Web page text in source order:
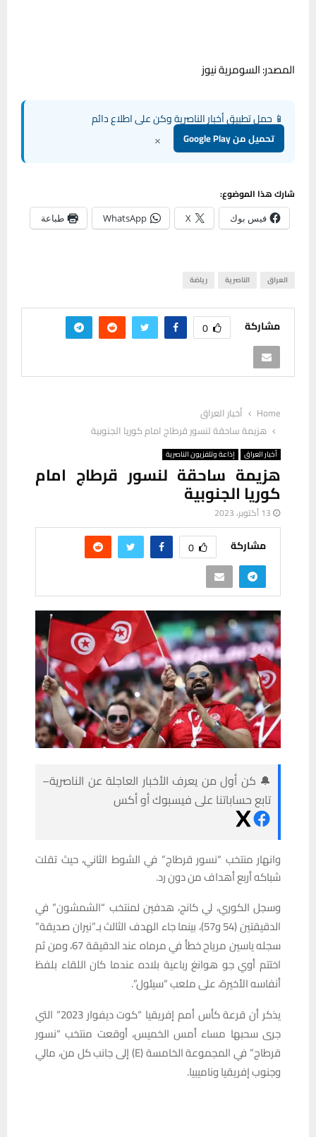
المصدر: السومرية نيوز
📱 حمل تطبيق أخبار الناصرية وكن على اطلاع دائم
تحميل من Google Play ×
شارك هذا الموضوع:
فيس بوك X
WhatsApp طباعة
العراق الناصرية رياضة
مشاركة 0
Home
أخبار العراق
هزيمة ساحقة لنسور قرطاج امام كوريا الجنوبية
أخبار العراق إذاعة وتلفزيون الناصرية
هزيمة ساحقة لنسور قرطاج امام
كوريا الجنوبية
13 أكتوبر، 2023
مشاركة 0
🔔 كن أول من يعرف الأخبار العاجلة عن الناصرية–
تابع حساباتنا على فيسبوك أو أكس
وانهار منتخب “نسور قرطاج” في الشوط الثاني، حيث تقلت
شباكه أربع أهداف من دون رد.
وسجل الكوري، لي كانج، هدفين لمنتخب “الشمشون” في
الدقيقتين (54 و57)، بينما جاء الهدف الثالث بـ”نيران صديقة”
سجله ياسين مرياح خطأ في مرماه عند الدقيقة 67، ومن ثم
اختتم أوي جو هوانغ رباعية بلاده عندما كان اللقاء بلفظ
أنفاسه الأخيرة، على ملعب “سيئول”.
يذكر أن قرعة كأس أمم إفريقيا “كوت ديفوار 2023” التي
جرى سحبها مساء أمس الخميس، أوقعت منتخب “نسور
قرطاج” في المجموعة الخامسة (E) إلى جانب كل من، مالي
وجنوب إفريقيا وناميبيا.